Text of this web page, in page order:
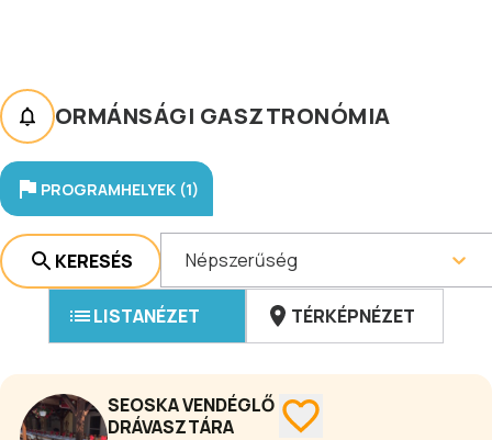
ORMÁNSÁGI GASZTRONÓMIA
PROGRAMHELYEK (1)
KERESÉS Népszerűség
LISTANÉZET TÉRKÉPNÉZET
SEOSKA VENDÉGLŐ
DRÁVASZTÁRA